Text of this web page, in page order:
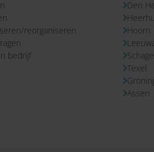
reorganiseren
bedrijf
Den
Hoorn
Texel
Assen